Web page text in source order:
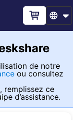
de notre
ou consultez
remplissez ce
d’assistance.